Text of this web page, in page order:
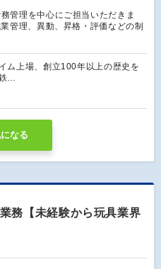
管理を中心にご担当いただきま
管理、異動、昇格・評価などの制
ム上場、創立100年以上の歴史を
…
なる
務【未経験から玩具業界